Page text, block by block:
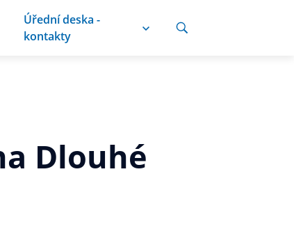
Úřední deska -
kontakty
Dlouhé